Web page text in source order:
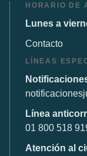
HORARIO DE
Lunes a
Contacto
LÍNEAS
Línea
01 800 518
Atención al